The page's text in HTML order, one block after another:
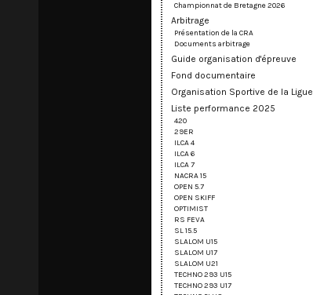
Championnat de Bretagne 2026
Arbitrage
Présentation de la CRA
Documents arbitrage
Guide organisation d'épreuve
Fond documentaire
Organisation Sportive de la Ligue
Liste performance 2025
420
29ER
ILCA 4
ILCA 6
ILCA 7
NACRA 15
OPEN 5.7
OPEN SKIFF
OPTIMIST
RS FEVA
SL 15.5
SLALOM U15
SLALOM U17
SLALOM U21
TECHNO 293 U15
TECHNO 293 U17